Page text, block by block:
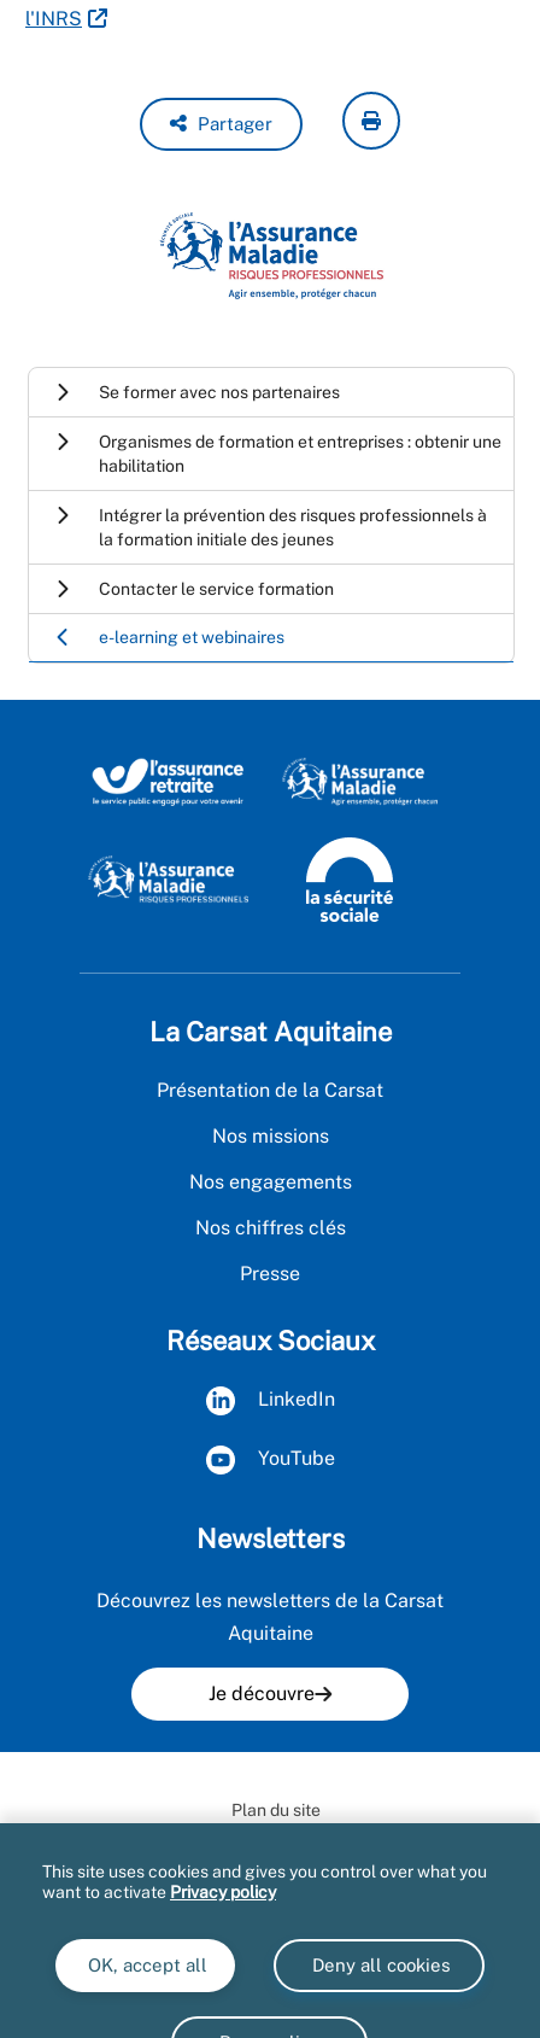
l'INRS
Partager
Se former avec nos partenaires
Organismes de formation et entreprises : obtenir une
habilitation
Intégrer la prévention des risques professionnels à
la formation initiale des jeunes
Contacter le service formation
e-learning et webinaires
La Carsat Aquitaine
Présentation de la Carsat
Nos missions
Nos engagements
Nos chiffres clés
Presse
Réseaux Sociaux
LinkedIn
YouTube
Newsletters
Découvrez les newsletters de la Carsat
Aquitaine
Je découvre
Plan du site
Gestion des cookies
Accès aux documents administratifs
Extranet
Accessibilité : partiellement conforme
This site uses cookies and gives you control over what you
want to activate Privacy policy
OK, accept all Deny all cookies